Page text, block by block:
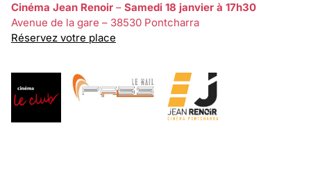
Cinéma Jean Renoir – Samedi 18 janvier à 17h30
Avenue de la gare – 38530 Pontcharra
Réservez votre place